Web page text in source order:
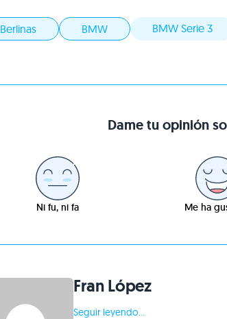
Berlinas BMW BMW Serie 3
Dame tu opinión
Ni fu, ni fa Me ha
Fran López
Seguir leyendo...